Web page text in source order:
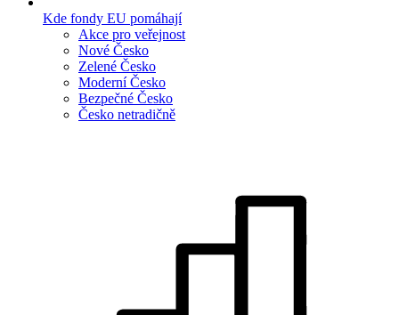
Kde fondy EU pomáhají
Akce pro veřejnost
Nové Česko
Zelené Česko
Moderní Česko
Bezpečné Česko
Česko netradičně